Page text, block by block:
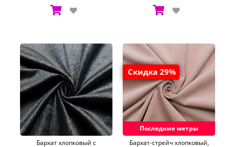
Бархат хлопковый с
Скидка 29%
Последние метры
Бархат-стрейч хлопковый,